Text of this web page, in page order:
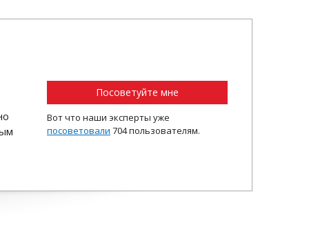
Посоветуйте мне
Вот что наши эксперты уже
посоветовали 704 пользователям.